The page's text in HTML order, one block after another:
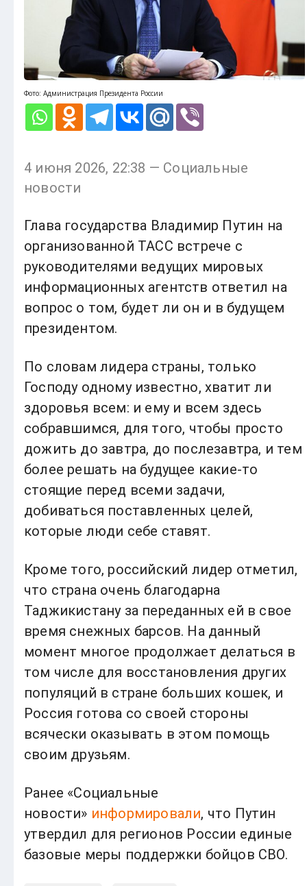
Фото: Администрация Президента России
4 июня 2026, 22:38 — Социальные
новости
Глава государства Владимир Путин на
организованной ТАСС встрече с
руководителями ведущих мировых
информационных агентств ответил на
вопрос о том, будет ли он и в будущем
президентом.
По словам лидера страны, только
Господу одному известно, хватит ли
здоровья всем: и ему и всем здесь
собравшимся, для того, чтобы просто
дожить до завтра, до послезавтра, и тем
более решать на будущее какие-то
стоящие перед всеми задачи,
добиваться поставленных целей,
которые люди себе ставят.
Кроме того, российский лидер отметил,
что страна очень благодарна
Таджикистану за переданных ей в свое
время снежных барсов. На данный
момент многое продолжает делаться в
том числе для восстановления других
популяций в стране больших кошек, и
Россия готова со своей стороны
всячески оказывать в этом помощь
своим друзьям.
Ранее «Социальные
новости» информировали, что Путин
утвердил для регионов России единые
базовые меры поддержки бойцов СВО.